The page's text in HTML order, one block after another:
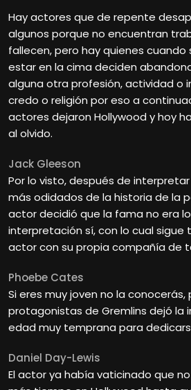
Hay actores que de repente
algunos porque no encuentran
fallecen, pero hay quienes cuando
estar en la cima deciden
alguna otra profesión, actividad o
credo o religión por eso a
actores dejaron Hollywood y hoy
al olvido.
Jack Gleeson
Por lo visto, después de
más odidados de la historia de la
actor decidió que la fama no era
interpretación sí, con lo cual sigue
actor con su propia compañía de
Phoebe Cates
Si eres muy joven no la conocerás,
protagonistas de Gremlins dejó la
edad muy temprana para
Daniel Day-Lewis
El actor ya había vaticinado que